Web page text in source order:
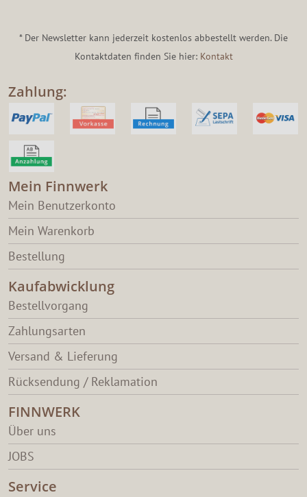
* Der Newsletter kann jederzeit kostenlos abbestellt werden. Die
Kontaktdaten finden Sie hier: Kontakt
Zahlung:
Mein Finnwerk
Mein Benutzerkonto
Mein Warenkorb
Bestellung
Kaufabwicklung
Bestellvorgang
Zahlungsarten
Versand & Lieferung
Rücksendung / Reklamation
FINNWERK
Über uns
JOBS
Service